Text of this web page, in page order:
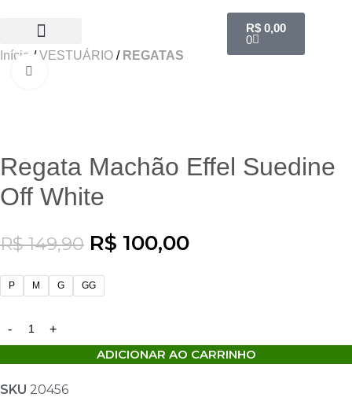
R$ 0,00
0
Início
VESTUÁRIO REGATAS
Regata Machão Effel Suedine
Off White
R$149,90 R$ 100,00
P M G GG
ADICIONAR AO CARRINHO
SKU 20456